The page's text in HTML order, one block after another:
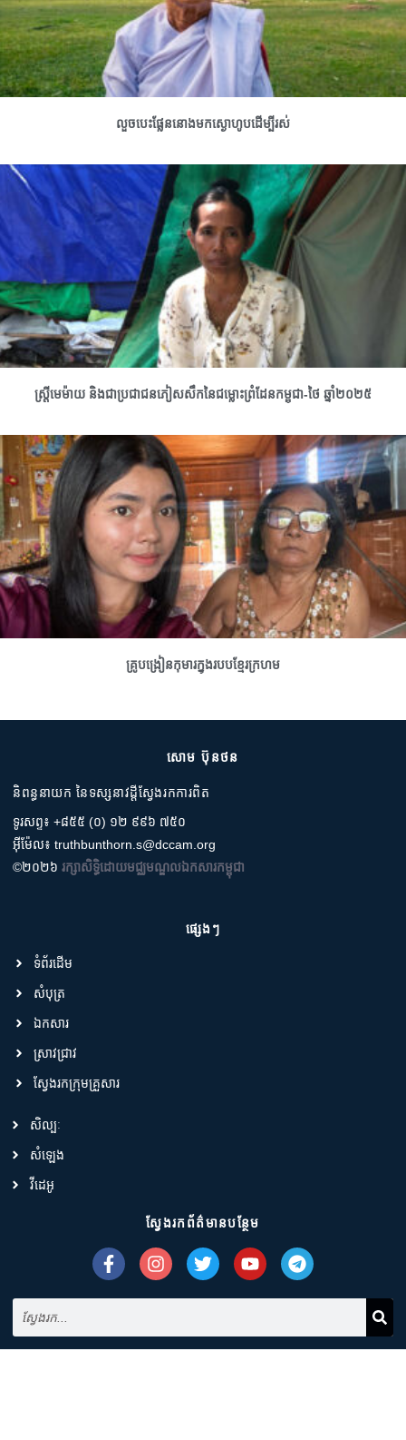
លួចបេះផ្លែននោងមកស្ងោហូបដើម្បីរស់
ស្រ្តីមេម៉ាយ និងជាប្រជាជនភៀសសឹកនៃជម្លោះព្រំដែនកម្ពុជា-ថៃ ឆ្នាំ២០២៥
គ្រូបង្រៀនកុមារក្នុងរបបខ្មែរក្រហម
សោម ប៊ុនថន
និពន្ធនាយក នៃទស្សនាវដ្តីស្វែងរកការពិត
ទូរសព្ទ៖ +៨៥៥ (០) ១២ ៩៩៦ ៧៥០
អ៊ីម៉ែល៖ truthbunthorn.s@dccam.org
©២០២៦ រក្សាសិទ្ធិដោយមជ្ឈមណ្ឌលឯកសារកម្ពុជា
ផ្សេងៗ
ទំព័រដើម
សំបុត្រ
ឯកសារ
ស្រាវជ្រាវ
ស្វែងរកក្រុមគ្រួសារ
សិល្បៈ
សំឡេង
វីដេអូ
ស្វែងរកព័ត៌មានបន្ថែម